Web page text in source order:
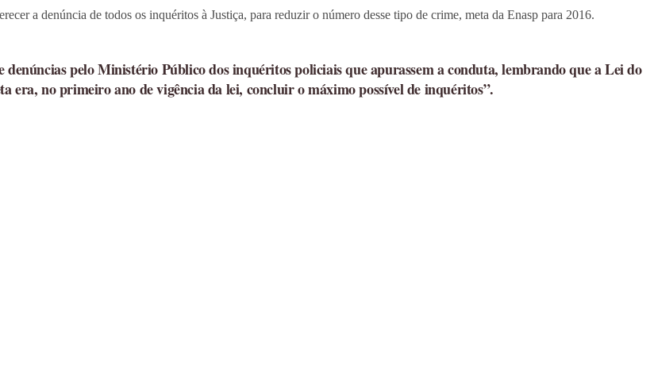
a denúncia de todos os inquéritos à Justiça, para reduzir o número desse tipo de crime, meta da Enasp para 2016.
pelo Ministério Público dos inquéritos policiais que apurassem a conduta, lembrando que a Lei do
era, no primeiro ano de vigência da lei, concluir o máximo possível de inquéritos”.